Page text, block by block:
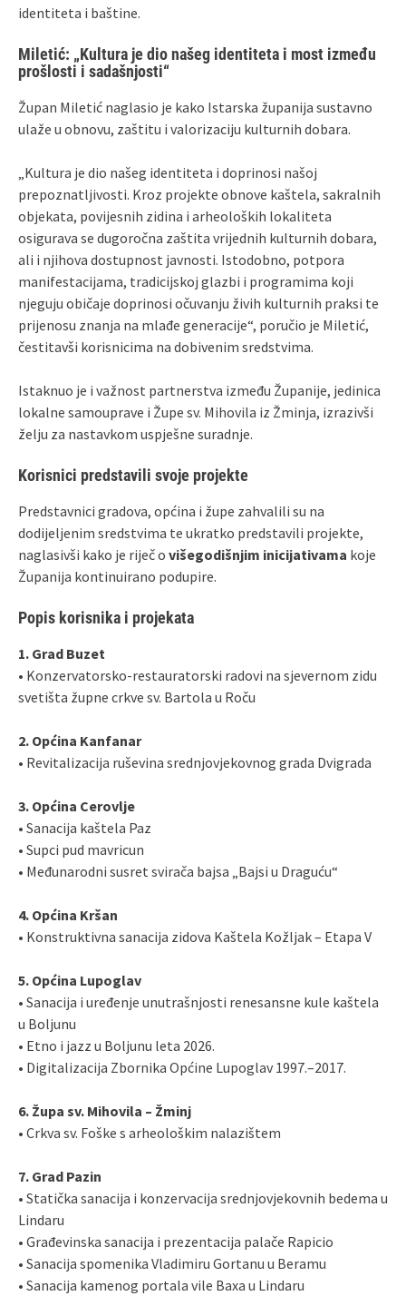
identiteta i baštine.
Miletić: „Kultura je dio našeg identiteta i most između
prošlosti i sadašnjosti“
Župan Miletić naglasio je kako Istarska županija sustavno
ulaže u obnovu, zaštitu i valorizaciju kulturnih dobara.
„Kultura je dio našeg identiteta i doprinosi našoj
prepoznatljivosti. Kroz projekte obnove kaštela, sakralnih
objekata, povijesnih zidina i arheoloških lokaliteta
osigurava se dugoročna zaštita vrijednih kulturnih dobara,
ali i njihova dostupnost javnosti. Istodobno, potpora
manifestacijama, tradicijskoj glazbi i programima koji
njeguju običaje doprinosi očuvanju živih kulturnih praksi te
prijenosu znanja na mlađe generacije“, poručio je Miletić,
čestitavši korisnicima na dobivenim sredstvima.
Istaknuo je i važnost partnerstva između Županije, jedinica
lokalne samouprave i Župe sv. Mihovila iz Žminja, izrazivši
želju za nastavkom uspješne suradnje.
Korisnici predstavili svoje projekte
Predstavnici gradova, općina i župe zahvalili su na
dodijeljenim sredstvima te ukratko predstavili projekte,
naglasivši kako je riječ o višegodišnjim inicijativama koje
Županija kontinuirano podupire.
Popis korisnika i projekata
1. Grad Buzet
• Konzervatorsko-restauratorski radovi na sjevernom zidu
svetišta župne crkve sv. Bartola u Roču
2. Općina Kanfanar
• Revitalizacija ruševina srednjovjekovnog grada Dvigrada
3. Općina Cerovlje
• Sanacija kaštela Paz
• Supci pud mavricun
• Međunarodni susret svirača bajsa „Bajsi u Draguću“
4. Općina Kršan
• Konstruktivna sanacija zidova Kaštela Kožljak – Etapa V
5. Općina Lupoglav
• Sanacija i uređenje unutrašnjosti renesansne kule kaštela
u Boljunu
• Etno i jazz u Boljunu leta 2026.
• Digitalizacija Zbornika Općine Lupoglav 1997.–2017.
6. Župa sv. Mihovila – Žminj
• Crkva sv. Foške s arheološkim nalazištem
7. Grad Pazin
• Statička sanacija i konzervacija srednjovjekovnih bedema u
Lindaru
• Građevinska sanacija i prezentacija palače Rapicio
• Sanacija spomenika Vladimiru Gortanu u Beramu
• Sanacija kamenog portala vile Baxa u Lindaru